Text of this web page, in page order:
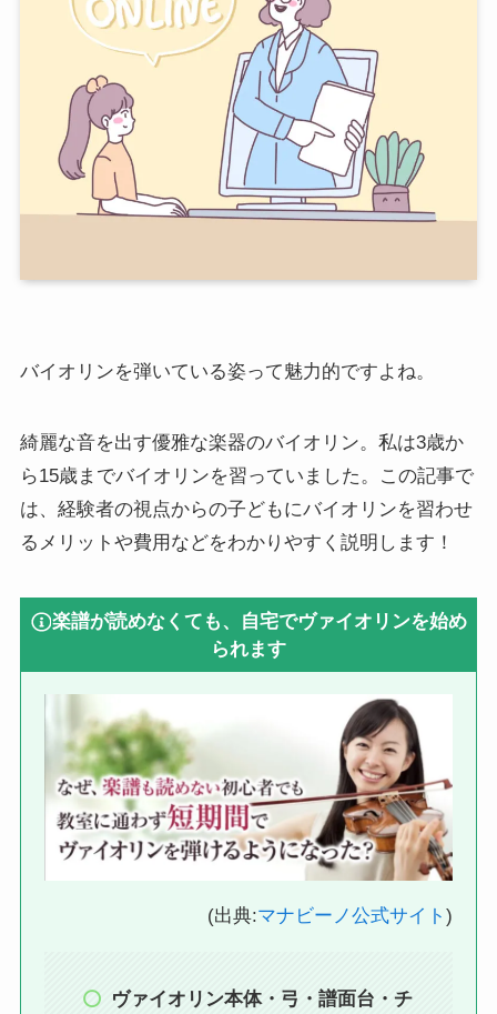
バイオリンを弾いている姿って魅力的ですよね。
綺麗な音を出す優雅な楽器のバイオリン。私は3歳か
ら15歳までバイオリンを習っていました。この記事で
は、経験者の視点からの子どもにバイオリンを習わせ
るメリットや費用などをわかりやすく説明します！
楽譜が読めなくても、自宅でヴァイオリンを始め
られます
(出典:マナビーノ公式サイト )
ヴァイオリン本体・弓・譜面台・チ